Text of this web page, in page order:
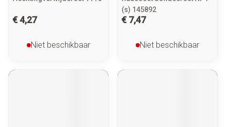
€ 4,27
Niet beschikbaar
(s) 145892
€ 7,47
Niet beschikbaar